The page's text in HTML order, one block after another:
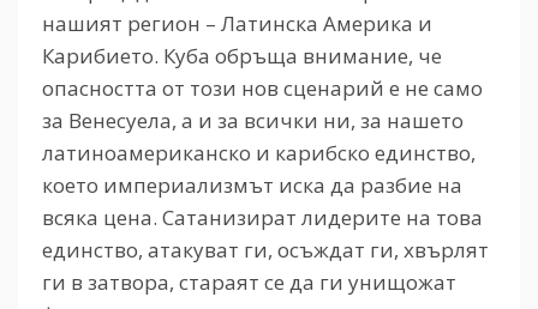
нашият регион – Латинска Америка и
Карибието. Куба обръща внимание, че
опасността от този нов сценарий е не само
за Венесуела, а и за всички ни, за нашето
латиноамериканско и карибско единство,
което империализмът иска да разбие на
всяка цена. Сатанизират лидерите на това
единство, атакуват ги, осъждат ги, хвърлят
ги в затвора, стараят се да ги унищожат